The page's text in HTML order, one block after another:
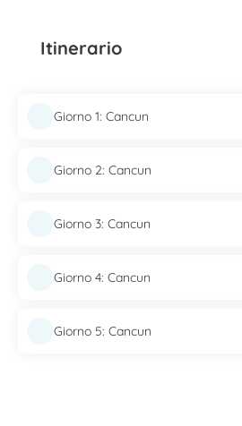
Itinerario
Giorno 1: Cancun
Giorno 2: Cancun
Giorno 3: Cancun
Giorno 4: Cancun
Giorno 5: Cancun